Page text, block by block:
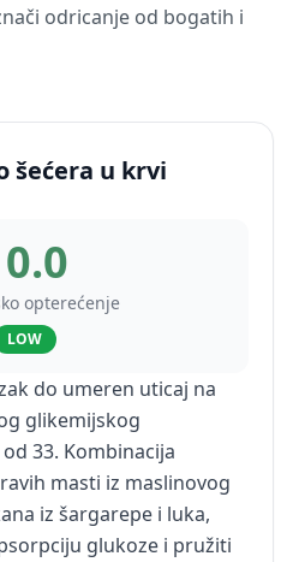
odricanje od bogatih i
šećera u krvi
opterećenje
LOW
do umeren uticaj na
glikemijskog
33. Kombinacija
masti iz maslinovog
iz šargarepe i luka,
glukoze i pružiti